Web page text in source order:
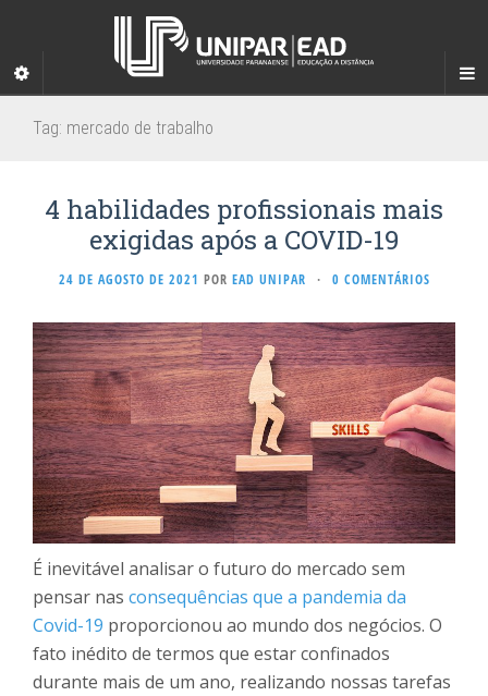
Tag: mercado de trabalho
4 habilidades profissionais mais
exigidas após a COVID-19
24 DE AGOSTO DE 2021 POR EAD UNIPAR · 0 COMENTÁRIOS
É inevitável analisar o futuro do mercado sem
pensar nas consequências que a pandemia da
Covid-19 proporcionou ao mundo dos negócios. O
fato inédito de termos que estar confinados
durante mais de um ano, realizando nossas tarefas